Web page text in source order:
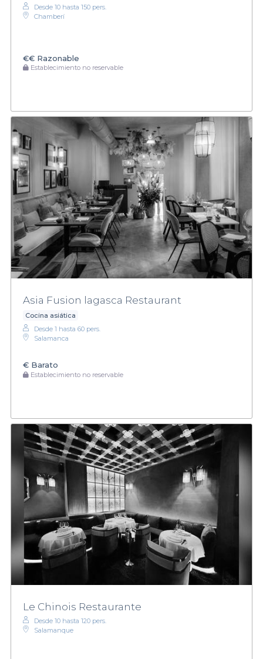
Desde 10 hasta 150 pers.
Chamberí
€€ Razonable
Establecimiento no reservable
Asia Fusion lagasca Restaurant
Cocina asiática
Desde 1 hasta 60 pers.
Salamanca
€ Barato
Establecimiento no reservable
Le Chinois Restaurante
Desde 10 hasta 120 pers.
Salamanque